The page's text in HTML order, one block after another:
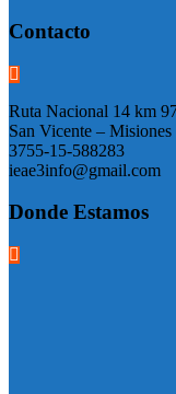
Contacto
Ruta Nacional 14 km
San Vicente –
3755-15-588283
ieae3info@gmail.com
Donde Estamos